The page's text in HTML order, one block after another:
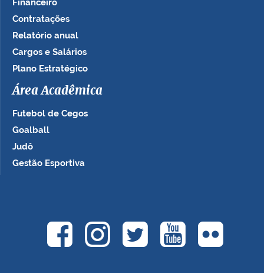
Financeiro
Contratações
Relatório anual
Cargos e Salários
Plano Estratégico
Área Acadêmica
Futebol de Cegos
Goalball
Judô
Gestão Esportiva